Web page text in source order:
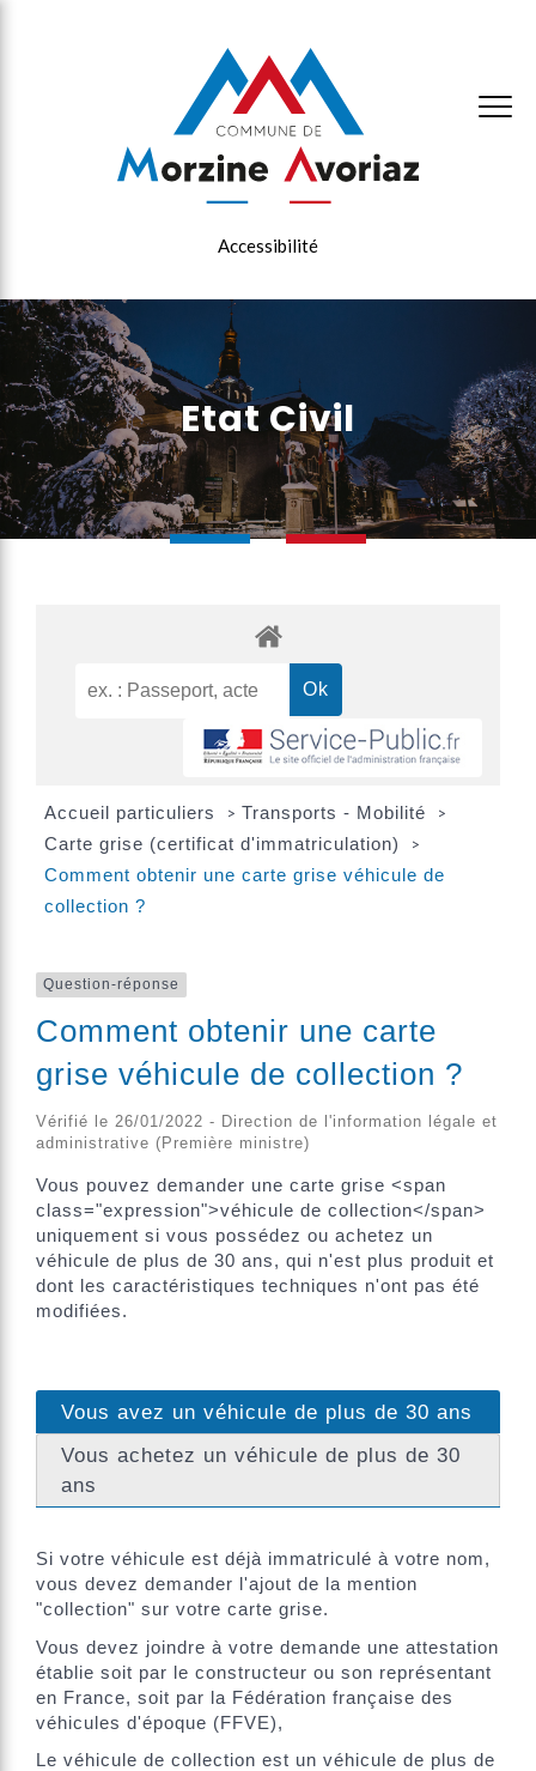
Accessibilité
Etat Civil
Accueil particuliers > Transports - Mobilité >
Carte grise (certificat d'immatriculation) >
Comment obtenir une carte grise véhicule de
collection ?
Question-réponse
Comment obtenir une carte
grise véhicule de collection ?
Vérifié le 26/01/2022 - Direction de l'information légale et
administrative (Première ministre)
Vous pouvez demander une carte grise <span
class="expression">véhicule de collection</span>
uniquement si vous possédez ou achetez un
véhicule de plus de 30 ans, qui n'est plus produit et
dont les caractéristiques techniques n'ont pas été
modifiées.
Vous avez un véhicule de plus de 30 ans
Vous achetez un véhicule de plus de 30
ans
Si votre véhicule est déjà immatriculé à votre nom,
vous devez demander l'ajout de la mention
"collection" sur votre carte grise.
Vous devez joindre à votre demande une attestation
établie soit par le constructeur ou son représentant
en France, soit par la Fédération française des
véhicules d'époque (FFVE),
Le véhicule de collection est un véhicule de plus de